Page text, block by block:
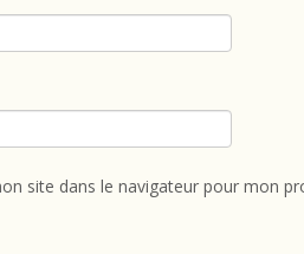
site dans le navigateur pour mon